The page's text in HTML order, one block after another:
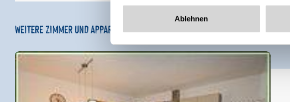
Ablehnen
WEITERE ZIMMER UND APPARTEMENTS